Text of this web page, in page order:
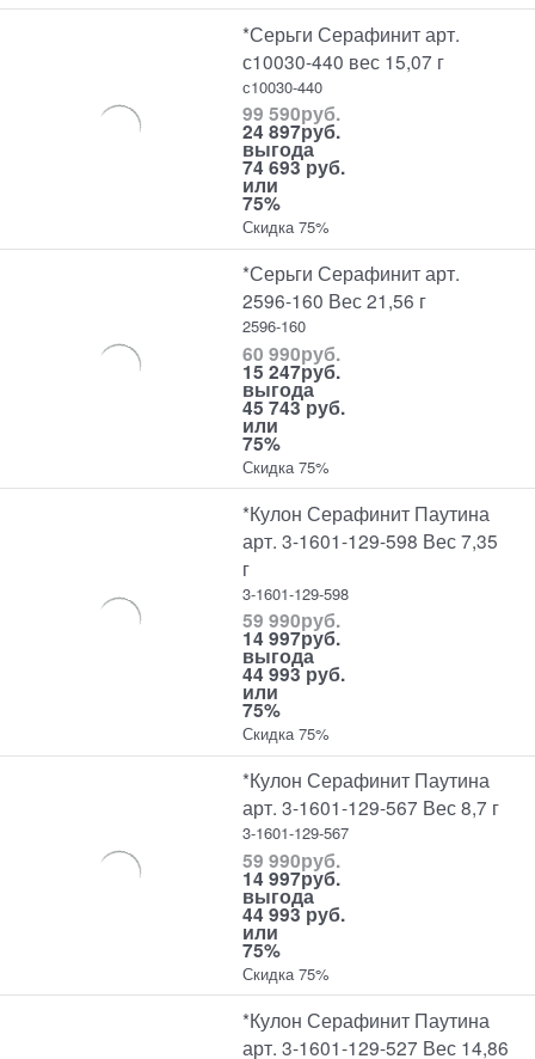
*Серьги Серафинит арт.
с10030-440 вес 15,07 г
с10030-440
99 590руб.
24 897руб.
выгода
74 693 руб.
или
75%
Скидка 75%
*Серьги Серафинит арт.
2596-160 Вес 21,56 г
2596-160
60 990руб.
15 247руб.
выгода
45 743 руб.
или
75%
Скидка 75%
*Кулон Серафинит Паутина
арт. 3-1601-129-598 Вес 7,35
г
3-1601-129-598
59 990руб.
14 997руб.
выгода
44 993 руб.
или
75%
Скидка 75%
*Кулон Серафинит Паутина
арт. 3-1601-129-567 Вес 8,7 г
3-1601-129-567
59 990руб.
14 997руб.
выгода
44 993 руб.
или
75%
Скидка 75%
*Кулон Серафинит Паутина
арт. 3-1601-129-527 Вес 14,86